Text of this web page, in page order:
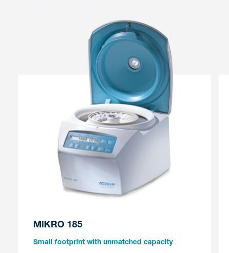
MIKRO 185
Small footprint with unmatched capacity